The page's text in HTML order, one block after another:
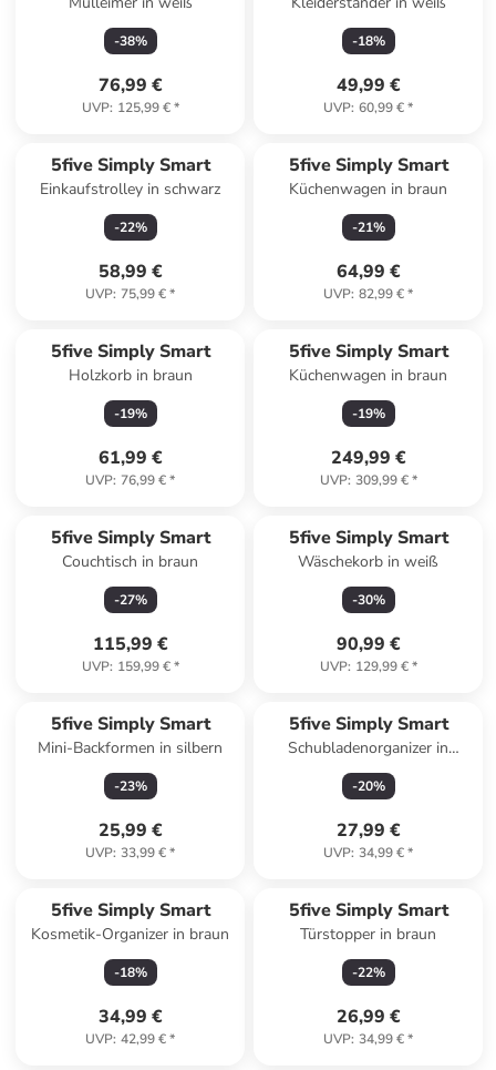
-38%
76,99 €
UVP: 125,99 €*
-18%
49,99 €
UVP: 60,99 €*
5five Simply Smart
Einkaufstrolley in schwarz
-22%
58,99 €
UVP: 75,99 €*
5five Simply Smart
Küchenwagen in braun
-21%
64,99 €
UVP: 82,99 €*
5five Simply Smart
Holzkorb in braun
-19%
61,99 €
UVP: 76,99 €*
5five Simply Smart
Küchenwagen in braun
-19%
249,99 €
UVP: 309,99 €*
5five Simply Smart
Couchtisch in braun
-27%
115,99 €
UVP: 159,99 €*
5five Simply Smart
Wäschekorb in weiß
-30%
90,99 €
UVP: 129,99 €*
5five Simply Smart
Mini-Backformen in silbern
-23%
25,99 €
UVP: 33,99 €*
5five Simply Smart
Schubladenorganizer in
transparent
-20%
27,99 €
UVP: 34,99 €*
5five Simply Smart
Kosmetik-Organizer in braun
-18%
34,99 €
UVP: 42,99 €*
5five Simply Smart
Türstopper in braun
-22%
26,99 €
UVP: 34,99 €*